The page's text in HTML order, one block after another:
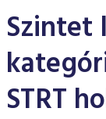
Vállalati
Kedvenc
Azonnali Piac
Indexek
Szabályozás
BÉT
Alkalmazott
Elszámolás
KIBOCSÁTÓK
Részvény
program
BÉT Xtend -
TŐZSDETAGOK
Tőzsdetagok,
VENDOROK
Szintet
STRT